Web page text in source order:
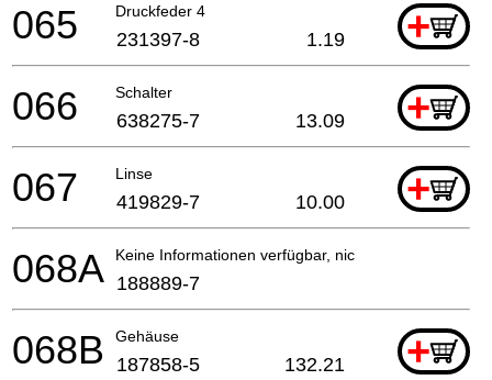
Druckfeder 4 +
065 231397-8 1.19
Schalter +
066 638275-7 13.09
Linse +
067 419829-7 10.00
Keine Informationen verfügbar, nicht bestellbar
068A 188889-7
Gehäuse +
068B 187858-5 132.21